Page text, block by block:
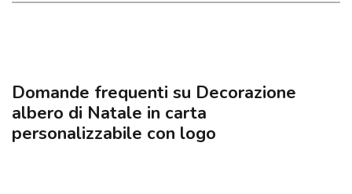
Domande frequenti su Decorazione
albero di Natale in carta
personalizzabile con logo